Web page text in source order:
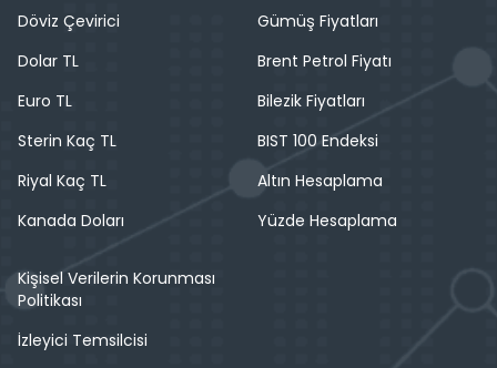
Döviz Çevirici
Dolar TL
Euro TL
Sterin Kaç TL
Riyal Kaç TL
Kanada Doları
Gümüş Fiyatları
Brent Petrol Fiyatı
Bilezik Fiyatları
BIST 100 Endeksi
Altın Hesaplama
Yüzde Hesaplama
Kişisel Verilerin Korunması
Politikası
İzleyici Temsilcisi